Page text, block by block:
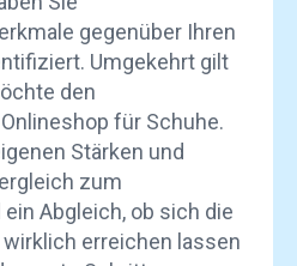
gegenüber Ihren
Umgekehrt gilt
den
für Schuhe.
Stärken und
zum
Abgleich, ob sich die
erreichen lassen